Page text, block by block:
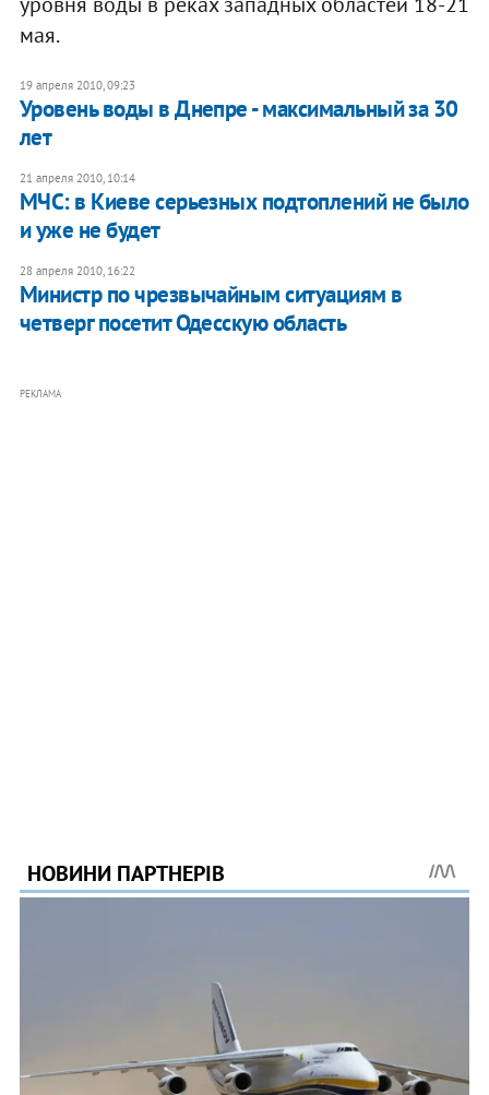
мая.
19 апреля 2010, 09:23
Уровень воды в Днепре - максимальный за 30
лет
21 апреля 2010, 10:14
МЧС: в Киеве серьезных подтоплений не было
и уже не будет
28 апреля 2010, 16:22
Министр по чрезвычайным ситуациям в
четверг посетит Одесскую область
РЕКЛАМА